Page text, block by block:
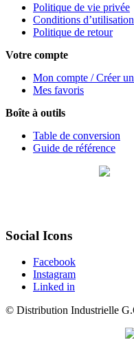
Politique de vie privée
Conditions d’utilisation
Politique de retour
Votre compte
Mon compte / Créer
Mes favoris
Boîte à outils
Table de conversion
Guide de référence
Social Icons
Facebook
Instagram
Linked in
© Distribution Industrielle